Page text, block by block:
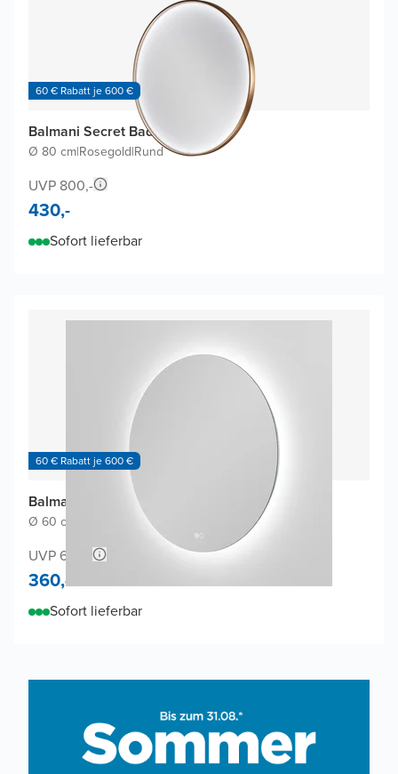
60 € Rabatt je 600 €
Balmani Secret Badspiegel
Ø 80 cm|Rosegold|Rund
UVP 800,-
430,-
Sofort lieferbar
60 € Rabatt je 600 €
Balmani Giro Touch Badspiegel
Ø 60 cm Spiegel ohne Rahmen
UVP 660,-
360,-
Sofort lieferbar